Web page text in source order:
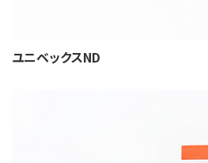
ユニベックスND